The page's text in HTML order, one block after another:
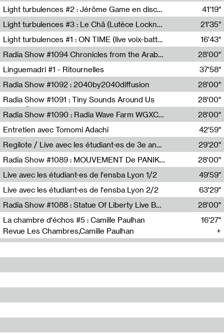
Usmaradio
Light turbulences #2 : Jérôme Game en discussion avec Thomas Corlin
41'19"
Light turbulences #3 : Le Châ (Lutèce Lockness)
Lutèce Lockness
21'35"
Light turbulences #1 : ON TIME (live voix-batterie) avec Jérôme Game & Jean-Michel Espitallier
Jérôme Game,Jean-Michel Espitallier
16'43"
Radia Show #1094 Chronicles from the Arab Cold War by Ghazi Barakat
Reboot.fm
28'00"
Linguemadri #1 - Ritournelles
Meris Angioletti
37'58"
Radia Show #1092 : 2040by2040diffusion
Diffusion FM
28'00"
Radia Show #1091 : Tiny Sounds Around Us
Radio Študent
28'00"
Radia Show #1090 : Radia Wave Farm WGXC Corey De Juan Sherrard Jr Startalk
Wave Farm
28'00"
Entretien avec Tomomi Adachi
Tomomi Adachi,Loraine Baud
42'59"
Regilote / Live avec les étudiant·es de 3e année de l'EMA
Nima Henryon,Athéna Noël,Amir Genillon,Ibourayane Ahmadi,Manelle Cherrih,Honorine Gibello,John Weeber,Manon Joseph
29'20"
Radia Show #1089 : MOUVEMENT De PANIK (Radio Panik)
Radio Panik
28'00"
Live avec les étudiant·es de l'ensba Lyon 1/2
49'59"
Live avec les étudiant·es de l'ensba Lyon 2/2
63'29"
Radia Show #1088 : Statue Of Liberty Live By Ed Baxter (Resonance)
Resonance
28'00"
La chambre d'échos #5 : Camille Paulhan
Revue Les Chambres,Camille Paulhan
16'27"